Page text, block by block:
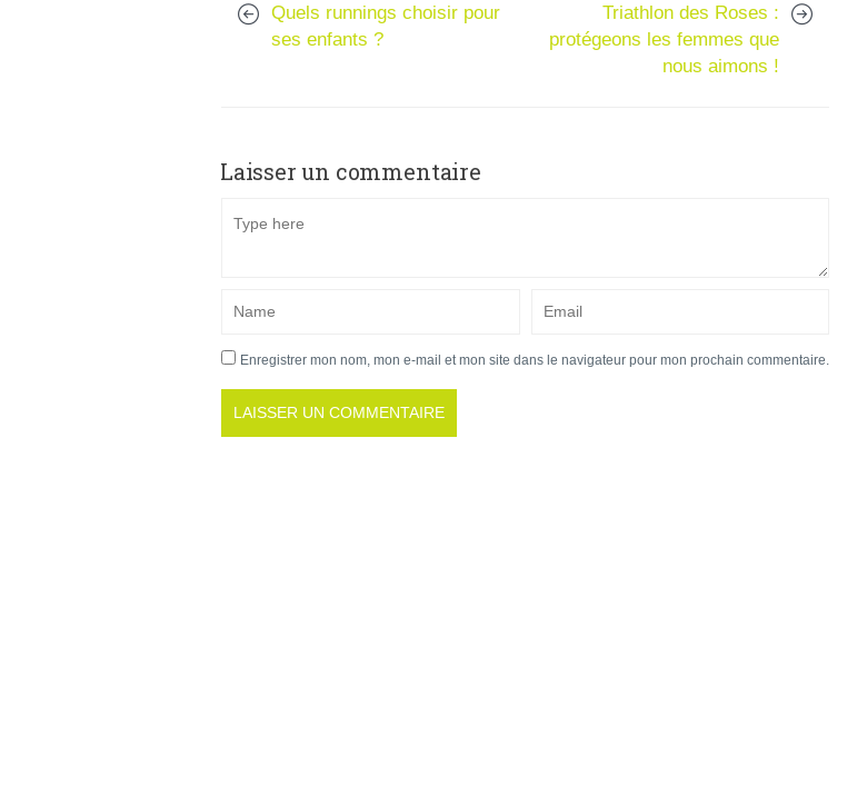
Quels runnings choisir pour
ses enfants ?
Triathlon des Roses :
protégeons les femmes que
nous aimons !
Laisser un commentaire
Enregistrer mon nom, mon e-mail et mon site dans le navigateur pour mon prochain commentaire.